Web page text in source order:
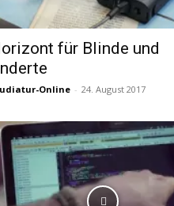
für Blinde und
Online - 24. August 2017